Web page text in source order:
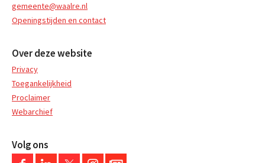
gemeente@waalre.nl
Openingstijden en contact
Over deze website
Privacy
Toegankelijkheid
Proclaimer
Webarchief
Volg ons